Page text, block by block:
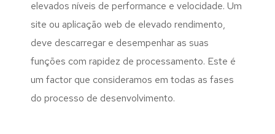
elevados níveis de performance e velocidade. Um
site ou aplicação web de elevado rendimento,
deve descarregar e desempenhar as suas
funções com rapidez de processamento. Este é
um factor que consideramos em todas as fases
do processo de desenvolvimento.